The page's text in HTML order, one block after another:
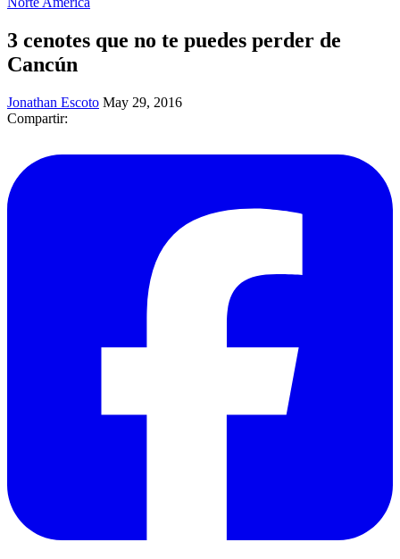
3 cenotes que no te puedes perder de
Cancún
Jonathan Escoto May 29, 2016
Compartir: